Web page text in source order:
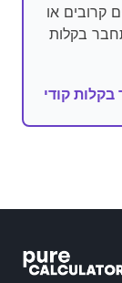
קרובים או
בקלות